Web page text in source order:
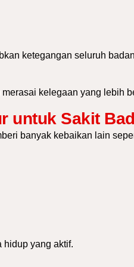
ketegangan seluruh
kelegaan yang lebih
untuk Sakit
banyak kebaikan lain
hidup yang aktif.